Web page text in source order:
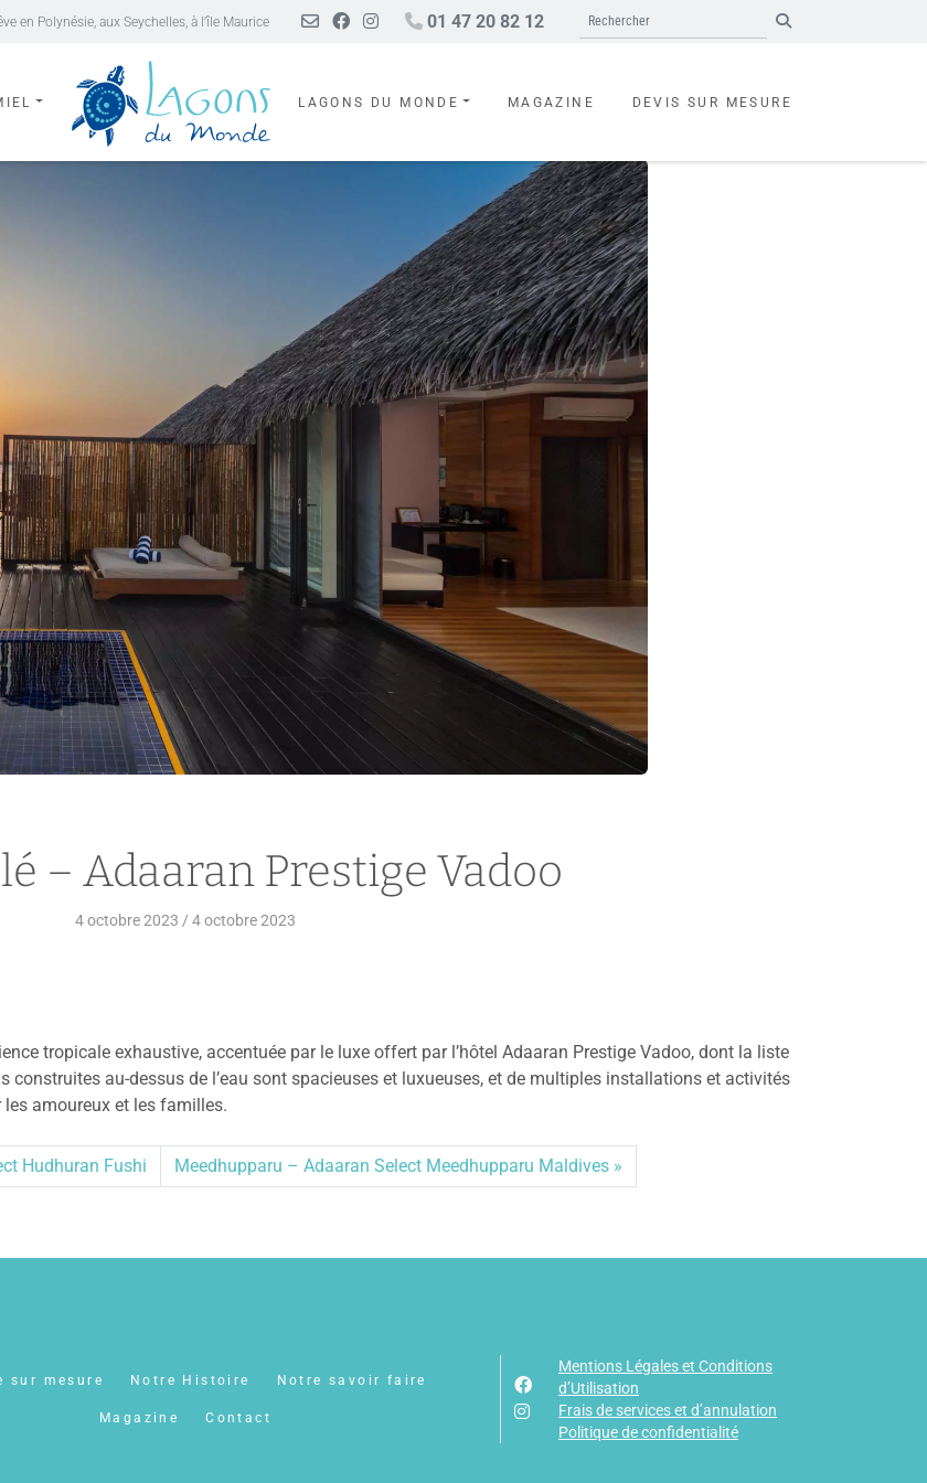
en Polynésie, aux Seychelles, à l’île Maurice 01 47 20 82 12
LAGONS DU MONDE MAGAZINE DEVIS SUR MESURE
– Adaaran Prestige Vadoo
4 octobre 2023 / 4 octobre 2023
tropicale exhaustive, accentuée par le luxe offert par l’hôtel Adaaran Prestige Vadoo, dont la liste
construites au-dessus de l’eau sont spacieuses et luxueuses, et de multiples installations et activités
amoureux et les familles.
Hudhuran Fushi Meedhupparu – Adaaran Select Meedhupparu Maldives
sur mesure Notre Histoire Notre savoir faire
Magazine Contact
Mentions Légales et Conditions
d’Utilisation
Frais de services et d’annulation
Politique de confidentialité